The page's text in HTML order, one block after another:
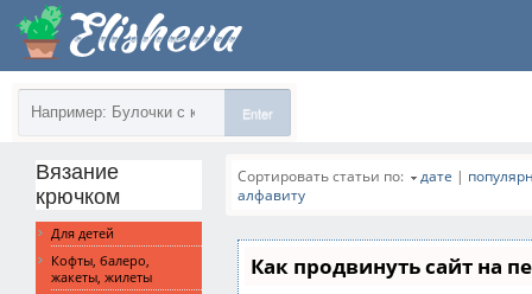
Enter
Вязание
крючком
Для детей
Кофты, балеро,
жакеты, жилеты
Сортировать статьи по: дате |
алфавиту
Как продвинуть сайт на